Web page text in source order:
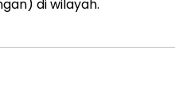
di wilayah.